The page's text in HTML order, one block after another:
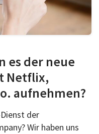
es der neue
Netflix,
aufnehmen?
der
Wir haben uns